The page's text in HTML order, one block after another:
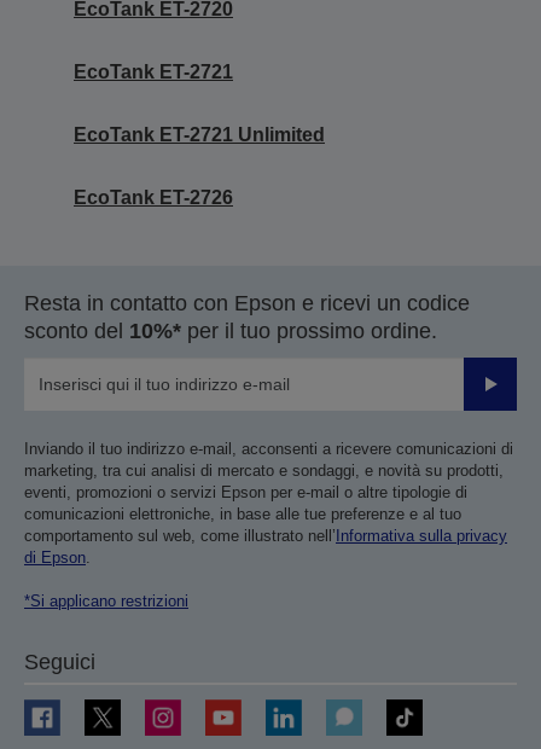
EcoTank ET-2720
EcoTank ET-2721
EcoTank ET-2721 Unlimited
EcoTank ET-2726
Resta in contatto con Epson e ricevi un codice
sconto del 10%* per il tuo prossimo ordine.
Invia
Inviando il tuo indirizzo e-mail, acconsenti a ricevere comunicazioni di
marketing, tra cui analisi di mercato e sondaggi, e novità su prodotti,
eventi, promozioni o servizi Epson per e-mail o altre tipologie di
comunicazioni elettroniche, in base alle tue preferenze e al tuo
comportamento sul web, come illustrato nell’ Informativa sulla privacy
di Epson.
*Si applicano restrizioni
Seguici